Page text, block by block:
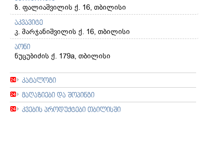
ზ. ფალიაშვილის ქ. 16, თბილისი
აკვავიტე
კ. მარჯანიშვილის ქ. 16, თბილისი
აონი
ნუცუბიძის ქ. 179a, თბილისი
კატალოგი
მაღაზიები და შოპინგი
კვების პროდუქტები თბილისში